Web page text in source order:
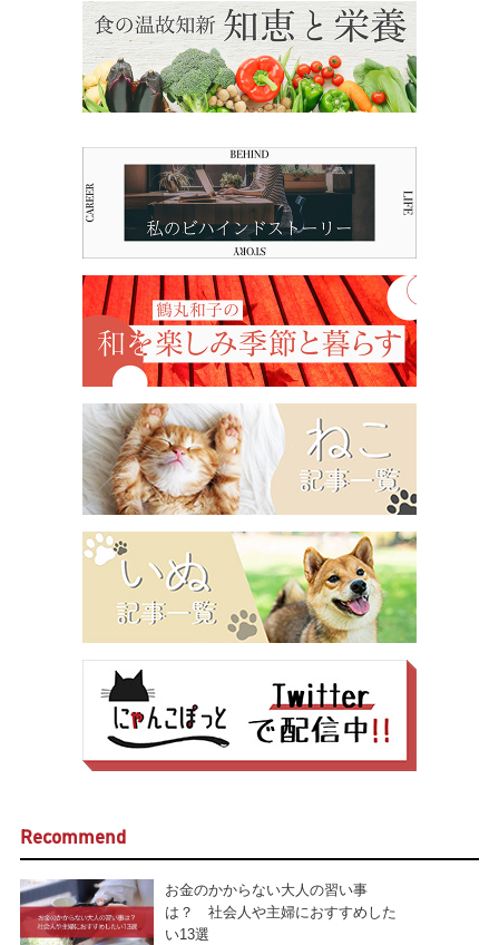
Recommend
お金のかからない大人の習い事
は？ 社会人や主婦におすすめした
い13選